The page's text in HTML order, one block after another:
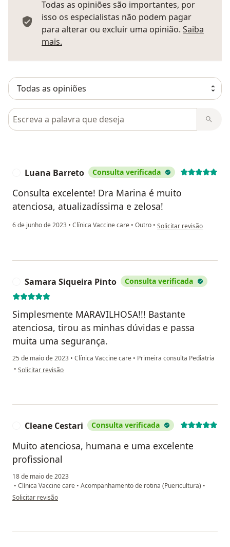
Todas as opiniões são importantes, por
isso os especialistas não podem pagar
para alterar ou excluir uma opinião. Saiba
mais.
Pesquisar em opiniões
Luana Barreto Consulta verificada
Consulta excelente! Dra Marina é muito
atenciosa, atualizadíssima e zelosa!
6 de junho de 2023 • Clínica Vaccine care • Outro • na opinião do utilizador
Solicitar revisão
Samara Siqueira Pinto Consulta verificada
Simplesmente MARAVILHOSA!!! Bastante
atenciosa, tirou as minhas dúvidas e passa
muita uma segurança.
25 de maio de 2023 • Clínica Vaccine care • Primeira consulta Pediatria
• na opinião do utilizador Samara Siqueira Pinto
Solicitar revisão
Cleane Cestari Consulta verificada
Muito atenciosa, humana e uma excelente
profissional
18 de maio de 2023
• Clínica Vaccine care • Acompanhamento de rotina (Puericultura) •
na opinião do utilizador Cleane Cestari
Solicitar revisão